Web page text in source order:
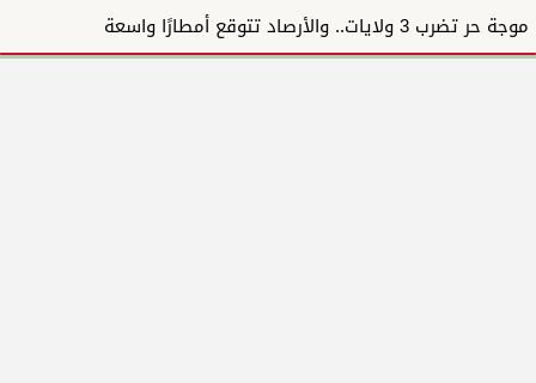
موجة حر تضرب 3 ولايات.. والأرصاد تتوقع أمطارًا واسعة